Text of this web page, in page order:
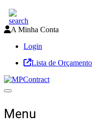
A Minha Conta
Login
Lista de Orçamento
Toggle navigation
Menu